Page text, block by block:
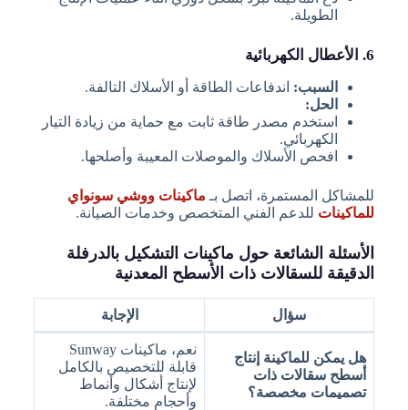
الطويلة.
6. الأعطال الكهربائية
السبب: اندفاعات الطاقة أو الأسلاك التالفة.
الحل:
استخدم مصدر طاقة ثابت مع حماية من زيادة التيار
الكهربائي.
افحص الأسلاك والموصلات المعيبة وأصلحها.
للمشاكل المستمرة، اتصل بـ ماكينات ووشي سونواي
للماكينات للدعم الفني المتخصص وخدمات الصيانة.
الأسئلة الشائعة حول ماكينات التشكيل بالدرفلة
الدقيقة للسقالات ذات الأسطح المعدنية
سؤال الإجابة
هل يمكن للماكينة إنتاج
أسطح سقالات ذات
تصميمات مخصصة؟
نعم، ماكينات Sunway
قابلة للتخصيص بالكامل
لإنتاج أشكال وأنماط
وأحجام مختلفة.